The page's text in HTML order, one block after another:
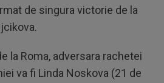
de singura victorie de la
la Roma, adversara rachetei
va fi Linda Noskova (21 de